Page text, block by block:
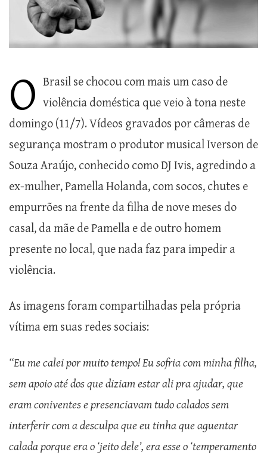
O Brasil se chocou com mais um caso de
violência doméstica que veio à tona neste
domingo (11/7). Vídeos gravados por câmeras de
segurança mostram o produtor musical Iverson de
Souza Araújo, conhecido como DJ Ivis, agredindo a
ex-mulher, Pamella Holanda, com socos, chutes e
empurrões na frente da filha de nove meses do
casal, da mãe de Pamella e de outro homem
presente no local, que nada faz para impedir a
violência.
As imagens foram compartilhadas pela própria
vítima em suas redes sociais:
“Eu me calei por muito tempo! Eu sofria com minha filha,
sem apoio até dos que diziam estar ali pra ajudar, que
eram coniventes e presenciavam tudo calados sem
interferir com a desculpa que eu tinha que aguentar
calada porque era o ‘jeito dele’, era esse o ‘temperamento